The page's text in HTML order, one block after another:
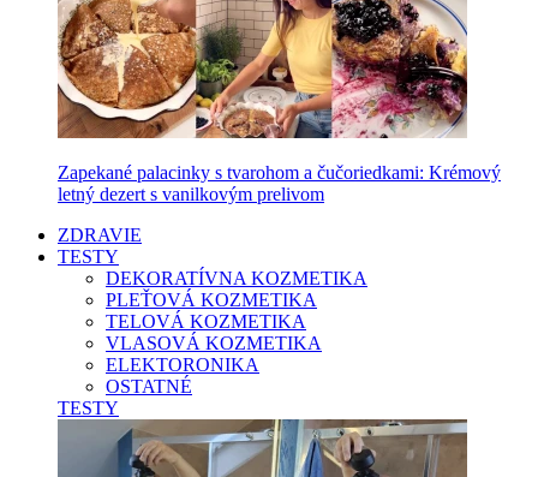
Zapekané palacinky s tvarohom a čučoriedkami: Krémový
letný dezert s vanilkovým prelivom
ZDRAVIE
TESTY
DEKORATÍVNA KOZMETIKA
PLEŤOVÁ KOZMETIKA
TELOVÁ KOZMETIKA
VLASOVÁ KOZMETIKA
ELEKTORONIKA
OSTATNÉ
TESTY